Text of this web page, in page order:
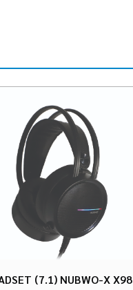
(7.1) NUBWO-X X98